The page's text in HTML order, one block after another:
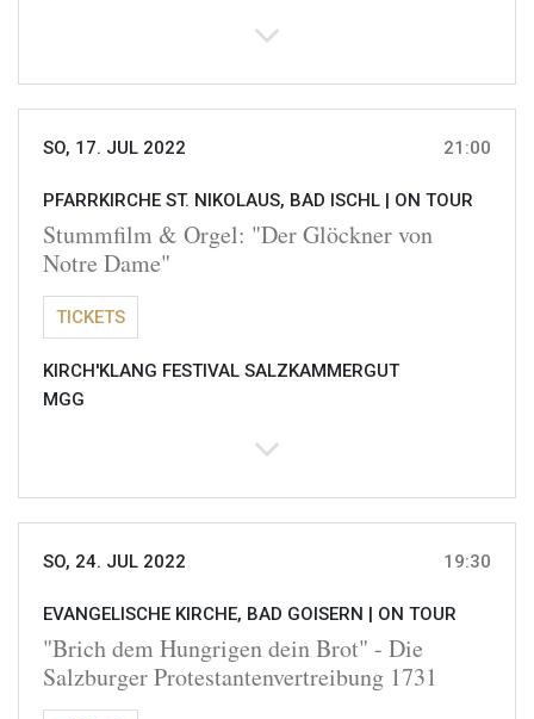
SO, 17. JUL 2022 21:00
PFARRKIRCHE ST. NIKOLAUS, BAD ISCHL | ON TOUR
Stummfilm & Orgel: "Der Glöckner von
Notre Dame"
TICKETS
KIRCH'KLANG FESTIVAL SALZKAMMERGUT
MGG
SO, 24. JUL 2022 19:30
EVANGELISCHE KIRCHE, BAD GOISERN | ON TOUR
"Brich dem Hungrigen dein Brot" - Die
Salzburger Protestantenvertreibung 1731